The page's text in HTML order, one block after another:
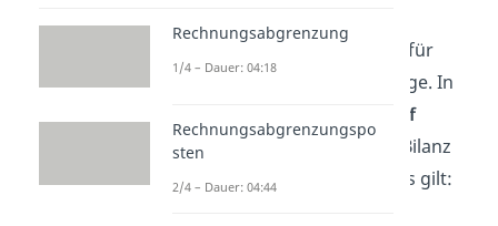
Bilanzsumme berechnen
. Dafür
addierst
du jeweils alle Beträge. In
auf
beiden Seiten 260.000€ . Die Bilanz
ist somit
ausgeglichen
und es gilt:
Rechnungsabgrenzung
1/4 – Dauer: 04:18
Rechnungsabgrenzungspo
sten
2/4 – Dauer: 04:44